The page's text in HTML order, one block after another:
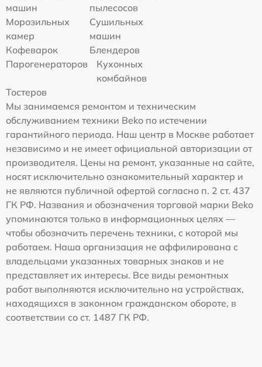
машин
пылесосов
Морозильных
камер
Сушильных
машин
Кофеварок
Блендеров
Парогенераторов
Кухонных
комбайнов
Тостеров
Мы занимаемся ремонтом и техническим
обслуживанием техники Beko по истечении
гарантийного периода. Наш центр в Москве работает
независимо и не имеет официальной авторизации от
производителя. Цены на ремонт, указанные на сайте,
носят исключительно ознакомительный характер и
не являются публичной офертой согласно п. 2 ст. 437
ГК РФ. Названия и обозначения торговой марки Beko
упоминаются только в информационных целях —
чтобы обозначить перечень техники, с которой мы
работаем. Наша организация не аффилирована с
владельцами указанных товарных знаков и не
представляет их интересы. Все виды ремонтных
работ выполняются исключительно на устройствах,
находящихся в законном гражданском обороте, в
соответствии со ст. 1487 ГК РФ.